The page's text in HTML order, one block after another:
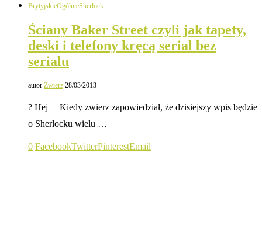
BrytyjskieOgólnieSherlock
Ściany Baker Street czyli jak tapety,
deski i telefony kręcą serial bez
serialu
autor Zwierz 28/03/2013
? Hej Kiedy zwierz zapowiedział, że dzisiejszy wpis będzie
o Sherlocku wielu …
0 FacebookTwitterPinterestEmail